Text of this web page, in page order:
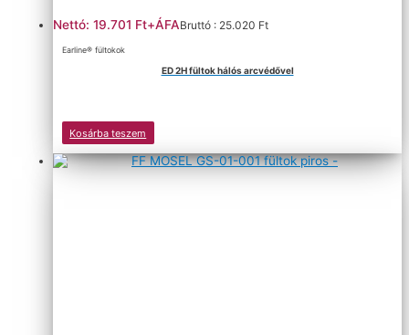
Nettó: 19.701 Ft+ÁFABruttó : 25.020 Ft
Earline® fültokok
ED 2H fültok hálós arcvédővel
Kosárba teszem